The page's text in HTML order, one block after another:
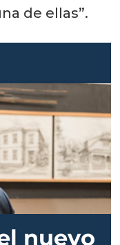
de ellas”.
nuevo